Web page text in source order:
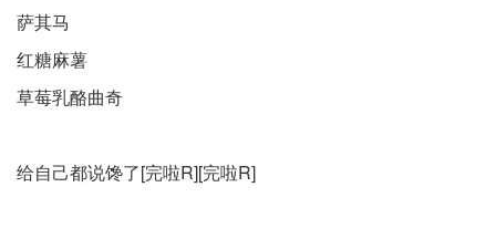
萨其马
红糖麻薯
草莓乳酪曲奇
给自己都说馋了[完啦R][完啦R]